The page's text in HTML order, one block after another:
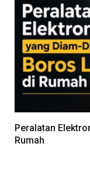
Peralatan
Rumah